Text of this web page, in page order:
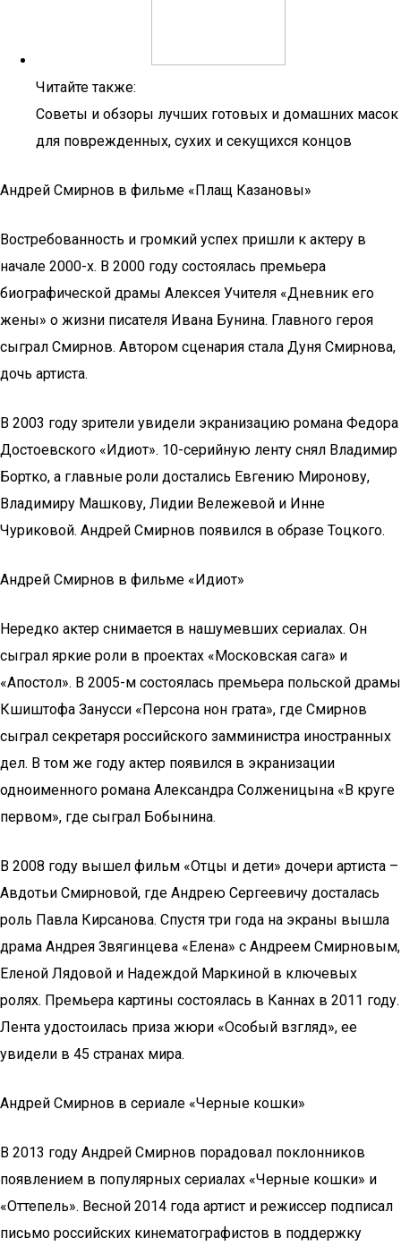
Читайте также:
Советы и обзоры лучших готовых и домашних масок
для поврежденных, сухих и секущихся концов
Андрей Смирнов в фильме «Плащ Казановы»
Востребованность и громкий успех пришли к актеру в
начале 2000-х. В 2000 году состоялась премьера
биографической драмы Алексея Учителя «Дневник его
жены» о жизни писателя Ивана Бунина. Главного героя
сыграл Смирнов. Автором сценария стала Дуня Смирнова,
дочь артиста.
В 2003 году зрители увидели экранизацию романа Федора
Достоевского «Идиот». 10-серийную ленту снял Владимир
Бортко, а главные роли достались Евгению Миронову,
Владимиру Машкову, Лидии Вележевой и Инне
Чуриковой. Андрей Смирнов появился в образе Тоцкого.
Андрей Смирнов в фильме «Идиот»
Нередко актер снимается в нашумевших сериалах. Он
сыграл яркие роли в проектах «Московская сага» и
«Апостол». В 2005-м состоялась премьера польской драмы
Кшиштофа Занусси «Персона нон грата», где Смирнов
сыграл секретаря российского замминистра иностранных
дел. В том же году актер появился в экранизации
одноименного романа Александра Солженицына «В круге
первом», где сыграл Бобынина.
В 2008 году вышел фильм «Отцы и дети» дочери артиста –
Авдотьи Смирновой, где Андрею Сергеевичу досталась
роль Павла Кирсанова. Спустя три года на экраны вышла
драма Андрея Звягинцева «Елена» с Андреем Смирновым,
Еленой Лядовой и Надеждой Маркиной в ключевых
ролях. Премьера картины состоялась в Каннах в 2011 году.
Лента удостоилась приза жюри «Особый взгляд», ее
увидели в 45 странах мира.
Андрей Смирнов в сериале «Черные кошки»
В 2013 году Андрей Смирнов порадовал поклонников
появлением в популярных сериалах «Черные кошки» и
«Оттепель». Весной 2014 года артист и режиссер подписал
письмо российских кинематографистов в поддержку